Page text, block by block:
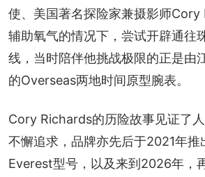
使、美国著名探险家兼摄影师
辅助氧气的情况下，尝试开辟通往
线，当时陪伴他挑战极限的正是由
的Overseas两地时间原型腕表。
Cory Richards的历险故事见证了
不懈追求，品牌亦先后于2021年推
Everest型号，以及来到2026年，